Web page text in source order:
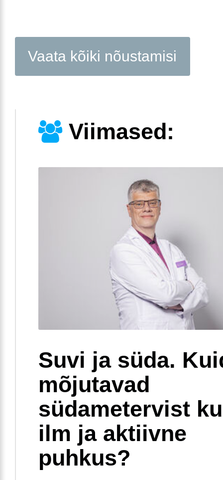
Vaata kõiki nõustamisi
Viimased:
Suvi ja süda.
mõjutavad
südametervist
ilm ja aktiivne
puhkus?